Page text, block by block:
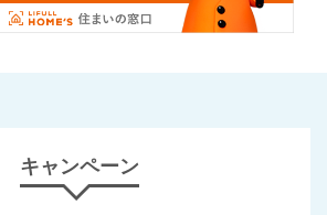
キャンペーン